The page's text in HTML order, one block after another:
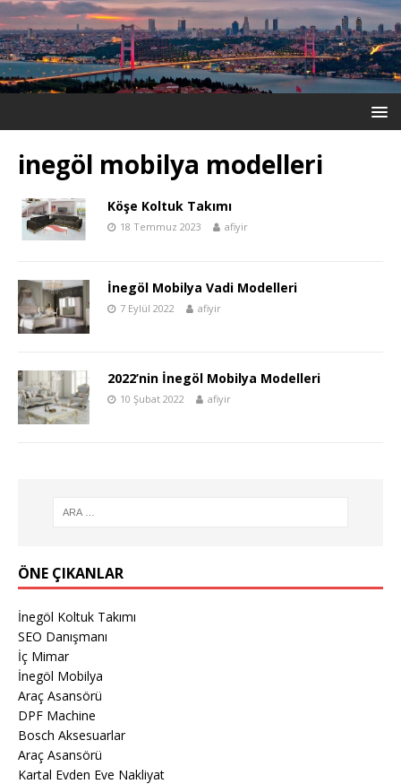
inegöl mobilya modelleri
Köşe Koltuk Takımı
18 Temmuz 2023 afiyir
İnegöl Mobilya Vadi Modelleri
7 Eylül 2022 afiyir
2022’nin İnegöl Mobilya Modelleri
10 Şubat 2022 afiyir
ÖNE ÇIKANLAR
İnegöl Koltuk Takımı
SEO Danışmanı
İç Mimar
İnegöl Mobilya
Araç Asansörü
DPF Machine
Bosch Aksesuarlar
Araç Asansörü
Kartal Evden Eve Nakliyat